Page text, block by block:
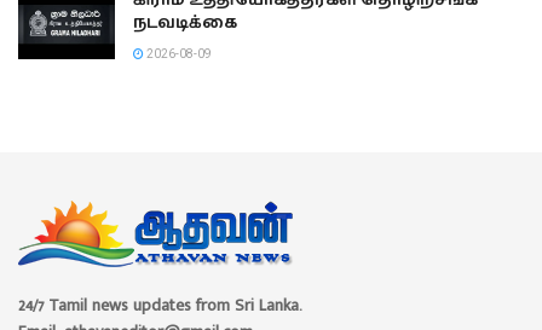
நடவடிக்கை
2026-08-09
24/7 Tamil news updates from Sri Lanka.